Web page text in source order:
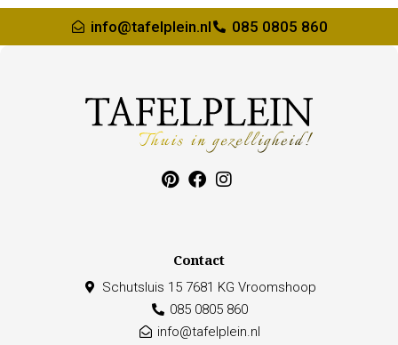
info@tafelplein.nl 085 0805 860
Contact
Schutsluis 15 7681 KG Vroomshoop
085 0805 860
info@tafelplein.nl